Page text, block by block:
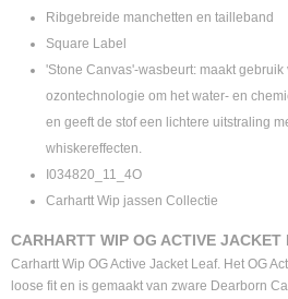
Ribgebreide manchetten en tailleband
Square Label
'Stone Canvas'-wasbeurt: maakt
ozontechnologie om het water- en
en geeft de stof een lichtere uitstraling
whiskereffecten.
I034820_11_4O
Carhartt Wip jassen Collectie
CARHARTT WIP OG ACTIVE JACKET
Carhartt Wip OG Active Jacket Leaf. Het OG
loose fit en is gemaakt van zware Dearborn